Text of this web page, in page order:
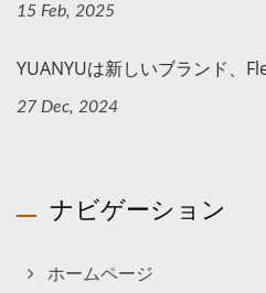
15 Feb, 2025
YUANYUは新しいブランド、
27 Dec, 2024
ナビゲーション
ホームページ